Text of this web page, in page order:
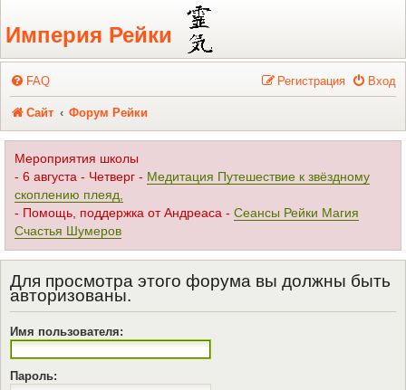
Регистрация
Империя Рейки
FAQ Вход
Регистрация
Сайт Форум Рейки
Мероприятия школы
- 6 августа - Четверг - Медитация Путешествие к звёздному
скоплению плеяд,
- Помощь, поддержка от Андреаса - Сеансы Рейки Магия
Счастья Шумеров
Для просмотра этого форума вы должны быть
авторизованы.
Имя пользователя:
Пароль: